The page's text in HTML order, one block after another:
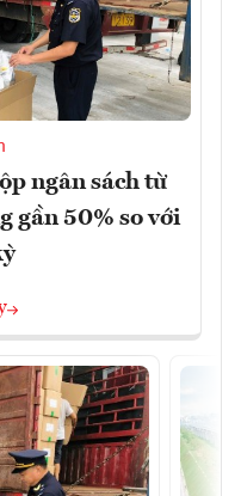
ngân sách từ
gần 50% so với